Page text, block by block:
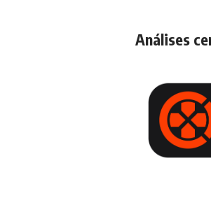
Análises